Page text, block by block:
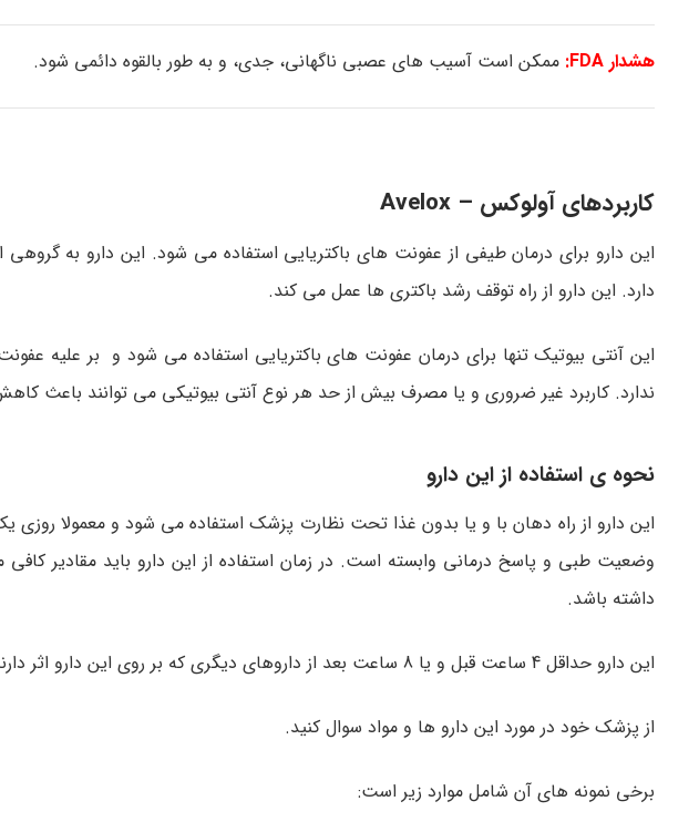
هشدار FDA: ممکن است آسیب های عصبی ناگهانی، جدی، و به طور بالقوه دائمی شود.
کاربردهای آولوکس – Avelox
این دارو برای درمان طیفی از عفونت های باکتریایی استفاده می شود. این دارو به گروهی
دارد. این دارو از راه توقف رشد باکتری ها عمل می کند.
این آنتی بیوتیک تنها برای درمان عفونت های باکتریایی استفاده می شود و بر علیه
ندارد. کاربرد غیر ضروری و یا مصرف بیش از حد هر نوع آنتی بیوتیکی می توانند باعث
نحوه ی استفاده از این دارو
این دارو از راه دهان با و یا بدون غذا تحت نظارت پزشک استفاده می شود و معمولا روزی
وضعیت طبی و پاسخ درمانی وابسته است. در زمان استفاده از این دارو باید مقادیر
داشته باشد.
این دارو حداقل 4 ساعت قبل و یا 8 ساعت بعد از داروهای دیگری که بر روی این دارو اثر دارند می بایست استفاده شود.
از پزشک خود در مورد این دارو ها و مواد سوال کنید.
برخی نمونه های آن شامل موارد زیر است: